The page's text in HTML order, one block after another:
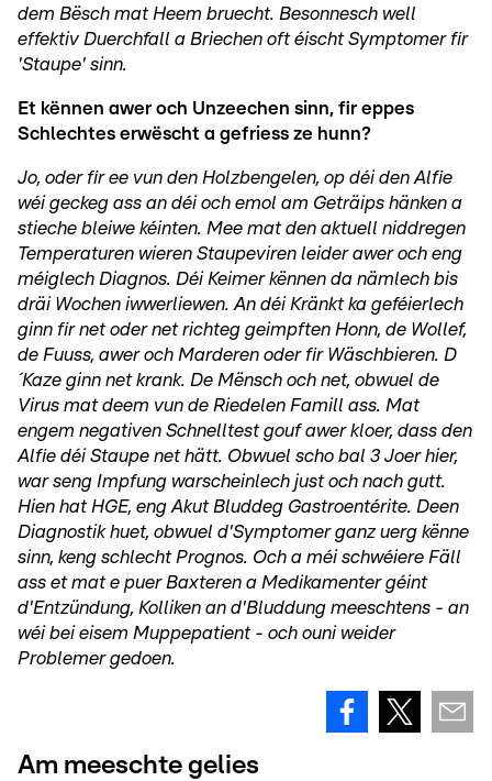
dem Bësch mat Heem bruecht. Besonnesch well
effektiv Duerchfall a Briechen oft éischt Symptomer fir
'Staupe' sinn.
Et kënnen awer och Unzeechen sinn, fir eppes
Schlechtes erwëscht a gefriess ze hunn?
Jo, oder fir ee vun den Holzbengelen, op déi den Alfie
wéi geckeg ass an déi och emol am Geträips hänken a
stieche bleiwe kéinten. Mee mat den aktuell niddregen
Temperaturen wieren Staupeviren leider awer och eng
méiglech Diagnos. Déi Keimer kënnen da nämlech bis
dräi Wochen iwwerliewen. An déi Kränkt ka geféierlech
ginn fir net oder net richteg geimpften Honn, de Wollef,
de Fuuss, awer och Marderen oder fir Wäschbieren. D
´Kaze ginn net krank. De Mënsch och net, obwuel de
Virus mat deem vun de Riedelen Famill ass. Mat
engem negativen Schnelltest gouf awer kloer, dass den
Alfie déi Staupe net hätt. Obwuel scho bal 3 Joer hier,
war seng Impfung warscheinlech just och nach gutt.
Hien hat HGE, eng Akut Bluddeg Gastroentérite. Deen
Diagnostik huet, obwuel d'Symptomer ganz uerg kënne
sinn, keng schlecht Prognos. Och a méi schwéiere Fäll
ass et mat e puer Baxteren a Medikamenter géint
d'Entzündung, Kolliken an d'Bluddung meeschtens - an
wéi bei eisem Muppepatient - och ouni weider
Problemer gedoen.
Am meeschte gelies